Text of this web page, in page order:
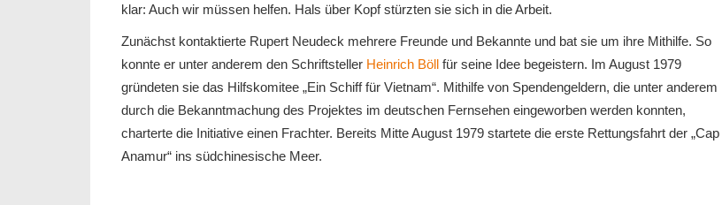
klar: Auch wir müssen helfen. Hals über Kopf stürzten sie sich in die Arbeit.
Zunächst kontaktierte Rupert Neudeck mehrere Freunde und Bekannte und bat sie um ihre Mithilfe. So
konnte er unter anderem den Schriftsteller Heinrich Böll für seine Idee begeistern. Im August 1979
gründeten sie das Hilfskomitee „Ein Schiff für Vietnam“. Mithilfe von Spendengeldern, die unter anderem
durch die Bekanntmachung des Projektes im deutschen Fernsehen eingeworben werden konnten,
charterte die Initiative einen Frachter. Bereits Mitte August 1979 startete die erste Rettungsfahrt der „Cap
Anamur“ ins südchinesische Meer.